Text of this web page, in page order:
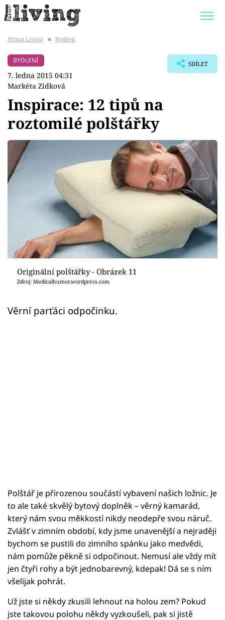
BYDLENÍ SLAVNÝCH
Témata
Bydlení
Zahrada
Design
Sledujte prima+
Přihlášení
Prima Living ■ Bydlení
BYDLENÍ
7. ledna 2015 04:31
Markéta Zídková
SDÍLET
Inspirace: 12 tipů na
roztomilé polštářky
Originální polštářky - Obrázek 11
Zdroj: Medicalhumor.wordpress.com
Věrní parťáci odpočinku.
Polštář je přirozenou součástí vybavení našich ložnic. Je
to ale také skvělý bytový doplněk – věrný kamarád,
který nám svou měkkostí nikdy neodepře svou náruč.
Zvlášť v zimním období, kdy jsme unavenější a nejraději
bychom se pustili do zimního spánku jako medvědi,
nám pomůže pěkně si odpočinout. Nemusí ale vždy mít
jen čtyři rohy a být jednobarevný, kdepak! Dá se s ním
všelijak pohrát.
Už jste si někdy zkusili lehnout na holou zem? Pokud
jste takovou polohu někdy vyzkoušeli, pak si jistě